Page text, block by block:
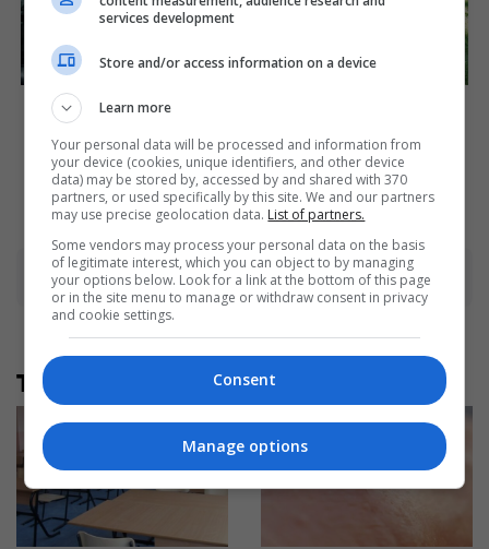
See The Incredible Physical
Transformations Of These
Brainberries
Brainberries
Advertisement
Të tjera nga rubrika
services development
Store and/or access information on a device
Learn more
Your personal data will be processed and information from
your device (cookies, unique identifiers, and other device
data) may be stored by, accessed by and shared with 370
partners, or used specifically by this site. We and our partners
may use precise geolocation data. List of partners.
Some vendors may process your personal data on the basis
of legitimate interest, which you can object to by managing
your options below. Look for a link at the bottom of this page
or in the site menu to manage or withdraw consent in privacy
and cookie settings.
Consent
Manage options